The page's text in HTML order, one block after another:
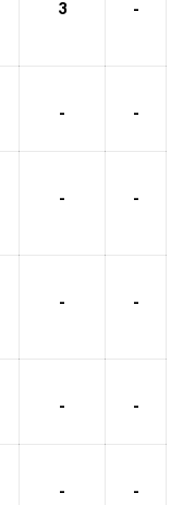
3 -
- -
- -
- -
- -
- -